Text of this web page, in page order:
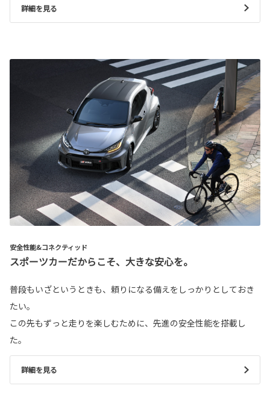
詳細を見る
安全性能&コネクティッド
スポーツカーだからこそ、大きな安心を。
普段もいざというときも、頼りになる備えをしっかりとしておき
たい。
この先もずっと走りを楽しむために、先進の安全性能を搭載し
た。
詳細を見る